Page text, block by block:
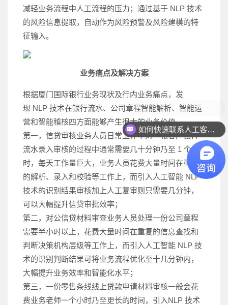
减轻业务流程中人工流程的压力；通过基于 NLP 技术
的风险信息提取，自动作为风险预警及风险建模的特
征输入。
业务痛点及解决方案
根据厦门国际银行业务现状及行内业务痛点，发
现 NLP 技术在银行流水、公司章程智能解析、智能运
营和智能稽核四方面能够产生很大的业务价值。
第一，信贷审核业务人员日常工作中对一张客户银行
流水录入审核的过程中通常需要几十分钟乃至 1 个小
时，每天工作量巨大，业务人员花费大量时间在重复
的解析、录入和校验等工作上，而引入人工智能 NLP
技术的识别结果审核加上人工复审则只需要几分钟，
可以大幅提升信贷审批效率；
第二，对公信贷材料审查业务人员处理一份公司章程
需要半小时以上，花费大量时间在重复的信息查找和
判断决策机构层级等工作上，而引入人工智能 NLP 技
术的识别判断结果可将业务流程优化至十几分钟内，
大幅提升业务效率和智能化水平；
第三，一份零售条线线上贷款申请材料审核一般会花
费业务老师一个小时乃至更长的时间，引入NLP 技术
如何快速联系人工客服？